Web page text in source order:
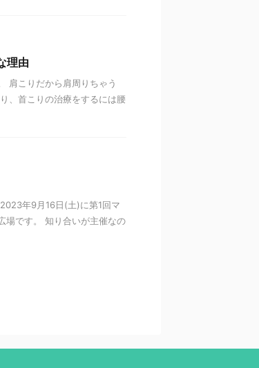
理由
肩こりだから肩周りちゃう
、首こりの治療をするには腰
年9月16日(土)に第1回マ
場です。 知り合いが主催なの